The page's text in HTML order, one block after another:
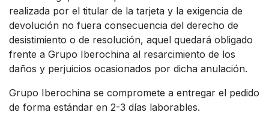
realizada por el titular de la tarjeta y la exigencia de
devolución no fuera consecuencia del derecho de
desistimiento o de resolución, aquel quedará obligado
frente a Grupo Iberochina al resarcimiento de los
daños y perjuicios ocasionados por dicha anulación.
Grupo Iberochina se compromete a entregar el pedido
de forma estándar en 2-3 días laborables.